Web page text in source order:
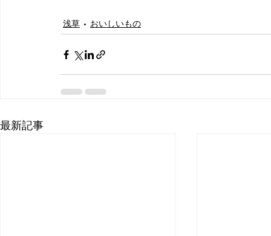
浅草 おいしいもの
最新記事